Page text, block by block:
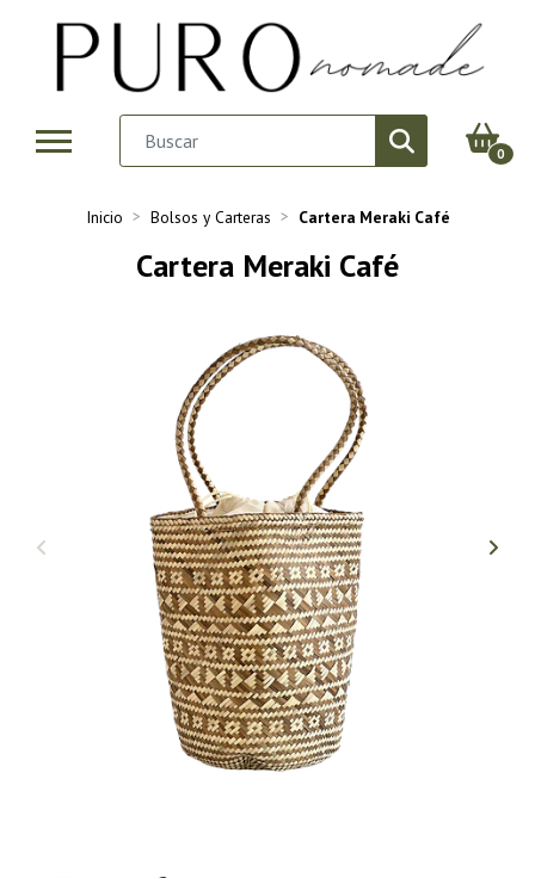
0
Inicio Bolsos y Carteras Cartera Meraki Café
Cartera Meraki Café